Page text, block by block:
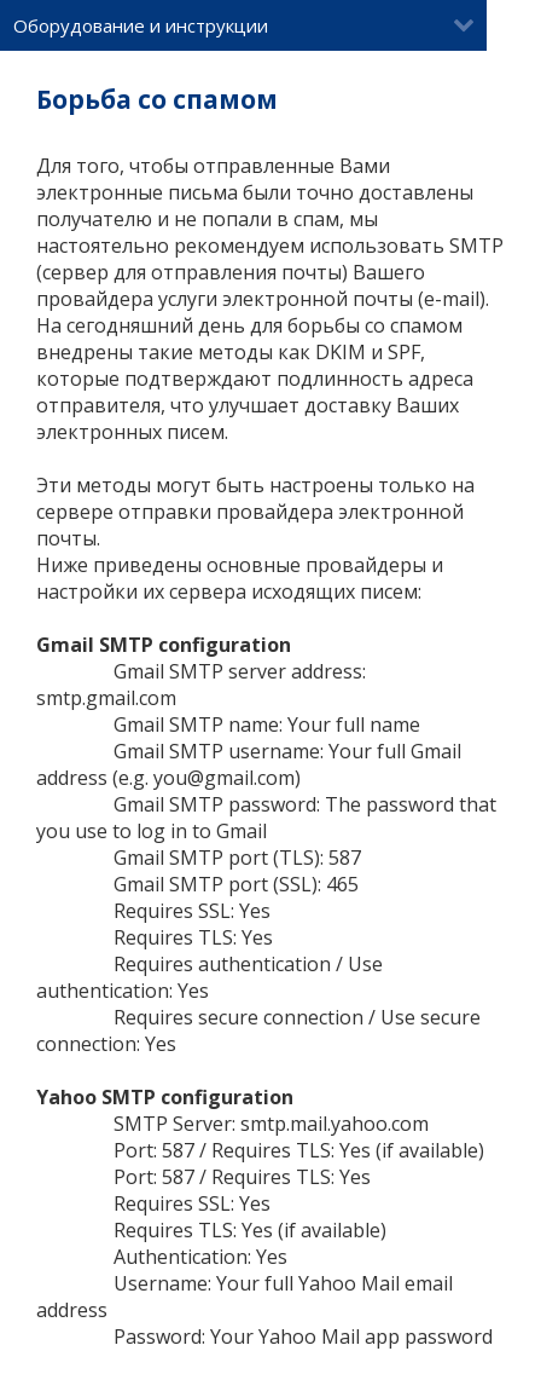
Оборудование и инструкции
Борьба со спамом
Для того, чтобы отправленные Вами
электронные письма были точно доставлены
получателю и не попали в спам, мы
настоятельно рекомендуем использовать SMTP
(сервер для отправления почты) Вашего
провайдера услуги электронной почты (e-mail).
На сегодняшний день для борьбы со спамом
внедрены такие методы как DKIM и SPF,
которые подтверждают подлинность адреса
отправителя, что улучшает доставку Ваших
электронных писем.
Эти методы могут быть настроены только на
сервере отправки провайдера электронной
почты.
Ниже приведены основные провайдеры и
настройки их сервера исходящих писем:
Gmail SMTP configuration
Gmail SMTP server address:
smtp.gmail.com
Gmail SMTP name: Your full name
Gmail SMTP username: Your full Gmail
address (e.g. you@gmail.com)
Gmail SMTP password: The password that
you use to log in to Gmail
Gmail SMTP port (TLS): 587
Gmail SMTP port (SSL): 465
Requires SSL: Yes
Requires TLS: Yes
Requires authentication / Use
authentication: Yes
Requires secure connection / Use secure
connection: Yes
Yahoo SMTP configuration
SMTP Server: smtp.mail.yahoo.com
Port: 587 / Requires TLS: Yes (if available)
Port: 587 / Requires TLS: Yes
Requires SSL: Yes
Requires TLS: Yes (if available)
Authentication: Yes
Username: Your full Yahoo Mail email
address
Password: Your Yahoo Mail app password